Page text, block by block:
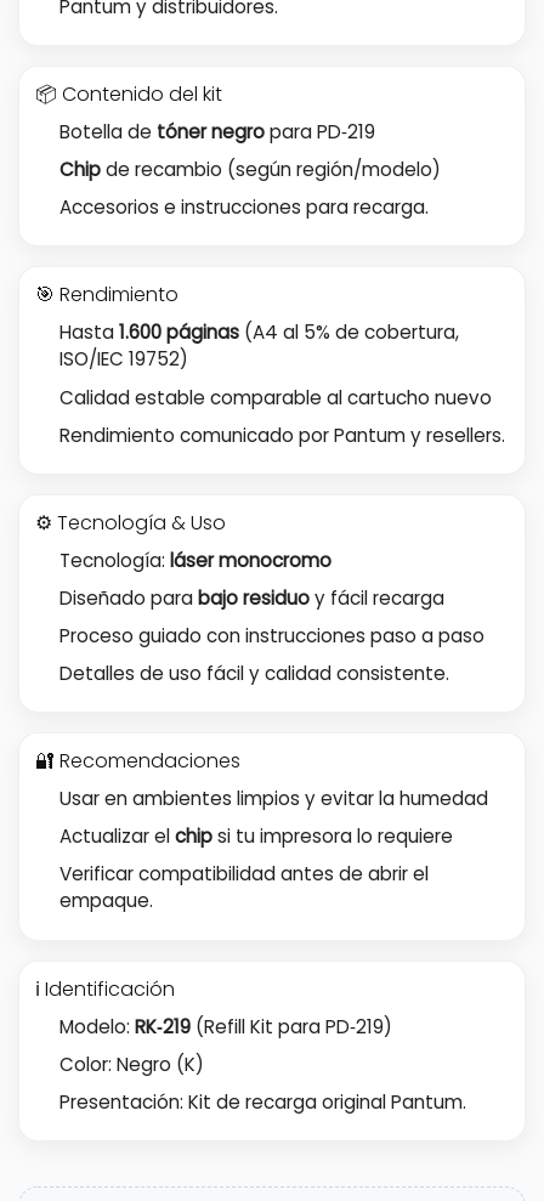
Pantum y distribuidores.
📦 Contenido del kit
Botella de tóner negropara PD‑219
Chipde recambio (según región/modelo)
Accesorios e instrucciones para recarga.
🎯 Rendimiento
Hasta1.600 páginas(A4 al 5% de cobertura,
ISO/IEC 19752)
Calidad estable comparable al cartucho nuevo
Rendimiento comunicado por Pantum y resellers.
⚙️ Tecnología & Uso
Tecnología: láser monocromo
Diseñado parabajo residuoy fácil recarga
Proceso guiado con instrucciones paso a paso
Detalles de uso fácil y calidad consistente.
🔐 Recomendaciones
Usar en ambientes limpios y evitar la humedad
Actualizar elchipsi tu impresora lo requiere
Verificar compatibilidad antes de abrir el
empaque.
ℹ️ Identificación
Modelo: RK‑219(Refill Kit para PD‑219)
Color: Negro (K)
Presentación: Kit de recarga original Pantum.